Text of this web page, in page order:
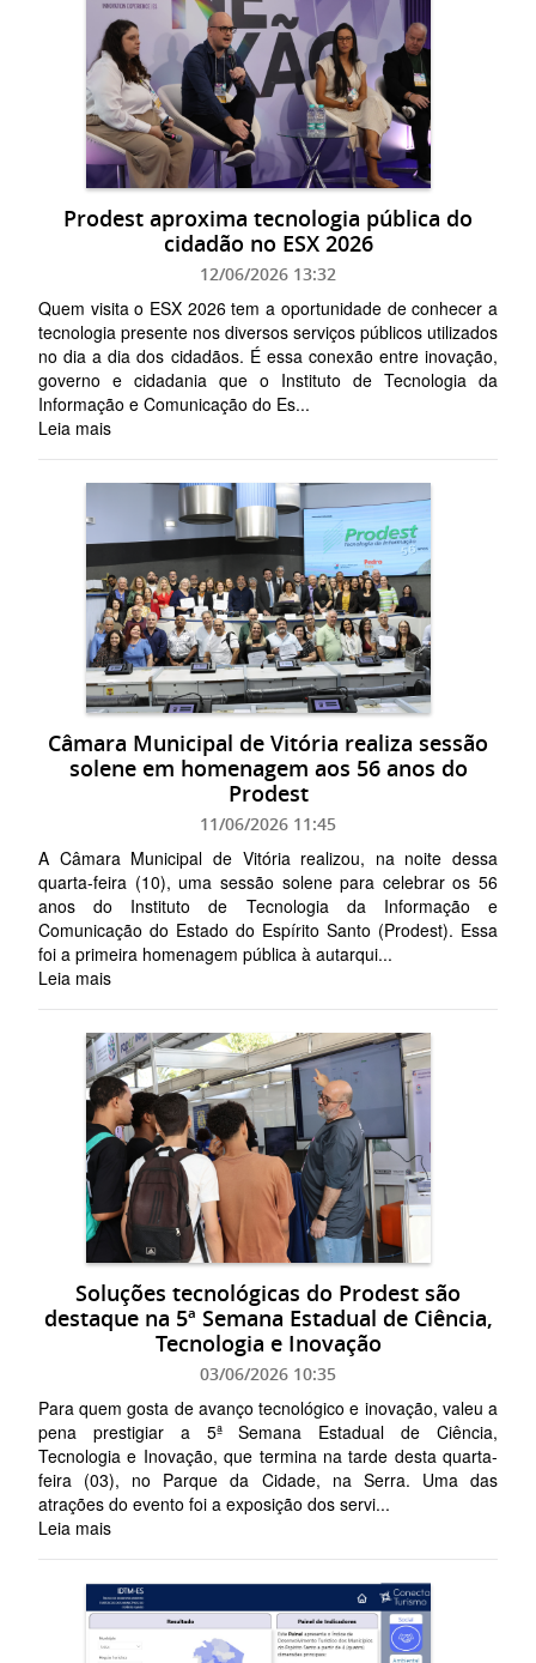
Prodest aproxima tecnologia pública do
cidadão no ESX 2026
12/06/2026 13:32
Quem visita o ESX 2026 tem a oportunidade de conhecer a
tecnologia presente nos diversos serviços públicos utilizados
no dia a dia dos cidadãos. É essa conexão entre inovação,
governo e cidadania que o Instituto de Tecnologia da
Informação e Comunicação do Es...
Leia mais
Câmara Municipal de Vitória realiza sessão
solene em homenagem aos 56 anos do
Prodest
11/06/2026 11:45
A Câmara Municipal de Vitória realizou, na noite dessa
quarta-feira (10), uma sessão solene para celebrar os 56
anos do Instituto de Tecnologia da Informação e
Comunicação do Estado do Espírito Santo (Prodest). Essa
foi a primeira homenagem pública à autarqui...
Leia mais
Soluções tecnológicas do Prodest são
destaque na 5ª Semana Estadual de Ciência,
Tecnologia e Inovação
03/06/2026 10:35
Para quem gosta de avanço tecnológico e inovação, valeu a
pena prestigiar a 5ª Semana Estadual de Ciência,
Tecnologia e Inovação, que termina na tarde desta quarta-
feira (03), no Parque da Cidade, na Serra. Uma das
atrações do evento foi a exposição dos servi...
Leia mais